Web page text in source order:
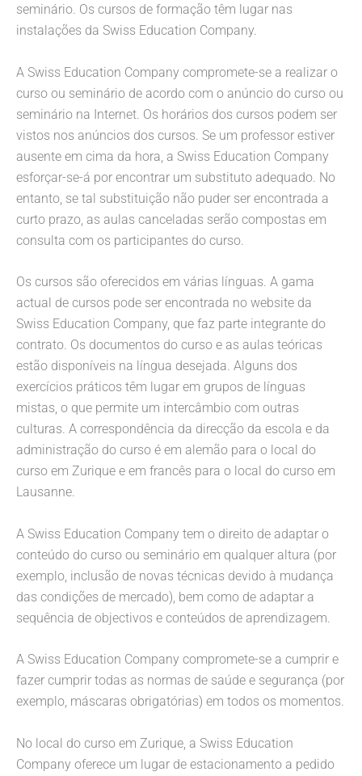
seminário. Os cursos de formação têm lugar nas
instalações da Swiss Education Company.
A Swiss Education Company compromete-se a realizar o
curso ou seminário de acordo com o anúncio do curso ou
seminário na Internet. Os horários dos cursos podem ser
vistos nos anúncios dos cursos. Se um professor estiver
ausente em cima da hora, a Swiss Education Company
esforçar-se-á por encontrar um substituto adequado. No
entanto, se tal substituição não puder ser encontrada a
curto prazo, as aulas canceladas serão compostas em
consulta com os participantes do curso.
Os cursos são oferecidos em várias línguas. A gama
actual de cursos pode ser encontrada no website da
Swiss Education Company, que faz parte integrante do
contrato. Os documentos do curso e as aulas teóricas
estão disponíveis na língua desejada. Alguns dos
exercícios práticos têm lugar em grupos de línguas
mistas, o que permite um intercâmbio com outras
culturas. A correspondência da direcção da escola e da
administração do curso é em alemão para o local do
curso em Zurique e em francês para o local do curso em
Lausanne.
A Swiss Education Company tem o direito de adaptar o
conteúdo do curso ou seminário em qualquer altura (por
exemplo, inclusão de novas técnicas devido à mudança
das condições de mercado), bem como de adaptar a
sequência de objectivos e conteúdos de aprendizagem.
A Swiss Education Company compromete-se a cumprir e
fazer cumprir todas as normas de saúde e segurança (por
exemplo, máscaras obrigatórias) em todos os momentos.
No local do curso em Zurique, a Swiss Education
Company oferece um lugar de estacionamento a pedido